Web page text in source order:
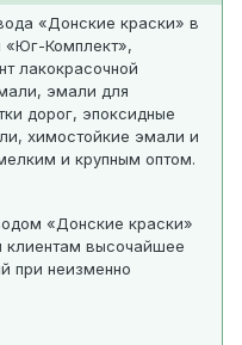
«Донские краски» в
«Юг-Комплект»,
лакокрасочной
эмали для
дорог, эпоксидные
химостойкие эмали и
и крупным оптом.
«Донские краски»
высочайшее
при неизменно